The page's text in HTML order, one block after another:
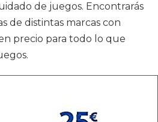
de juegos. Encontrarás
de distintas marcas con
precio para todo lo que